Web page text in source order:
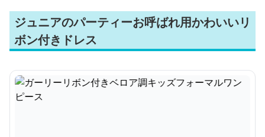
ジュニアのパーティーお呼ばれ用かわいいリ
ボン付きドレス